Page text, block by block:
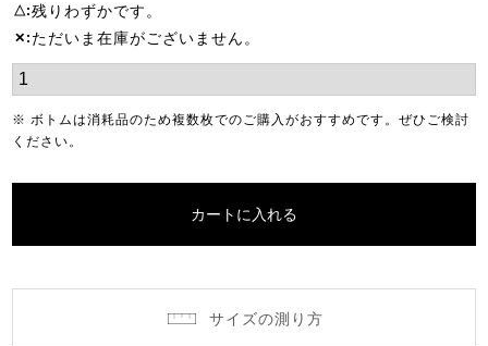
△ 残りわずかです。
✕ ただいま在庫がございません。
※ ボトムは消耗品のため複数枚でのご購入がおすすめです。ぜひご検討
ください。
カートに入れる
サイズの測り方